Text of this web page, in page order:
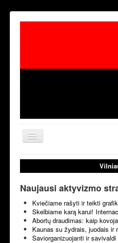
Toggle
Navigation
Naujausi aktyvizmo
Kviečiame rašyti ir teikti
Skelbiame karą karui!
Abortų draudimas: kaip
Kaunas su žydrais, juodais ir
Saviorganizuojanti ir